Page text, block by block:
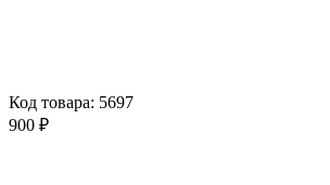
Код товара: 5697
900 ₽